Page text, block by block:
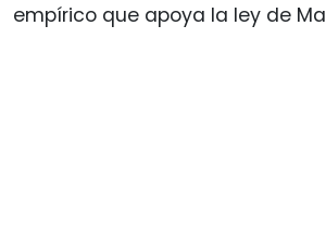
empírico que apoya la ley de